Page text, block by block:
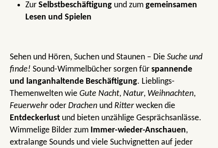
Zur Selbstbeschäftigung und zum gemeinsamen
Lesen und Spielen
Sehen und Hören, Suchen und Staunen – Die Suche und
finde! Sound-Wimmelbücher sorgen für spannende
und langanhaltende Beschäftigung. Lieblings-
Themenwelten wie Gute Nacht, Natur, Weihnachten,
Feuerwehroder Drachen und Ritterwecken die
Entdeckerlust und bieten unzählige Gesprächsanlässe.
Wimmelige Bilder zum Immer-wieder-Anschauen,
extralange Sounds und viele Suchvignetten auf jeder